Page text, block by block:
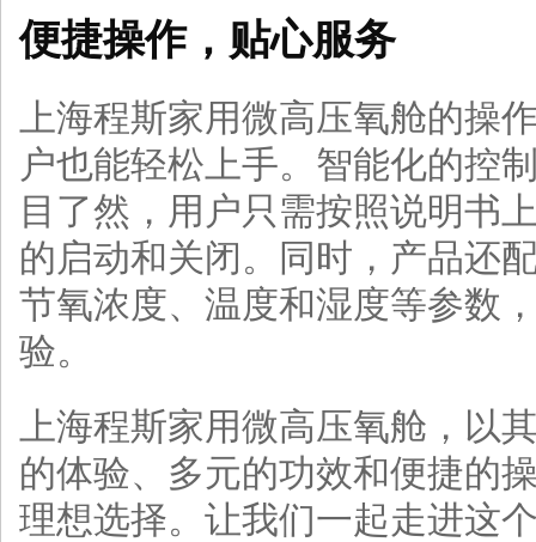
便捷操作，贴心服务
上海程斯家用微高压氧舱的操
户也能轻松上手。智能化的控
目了然，用户只需按照说明书
的启动和关闭。同时，产品还
节氧浓度、温度和湿度等参数
验。
上海程斯家用微高压氧舱，以
的体验、多元的功效和便捷的
理想选择。让我们一起走进这